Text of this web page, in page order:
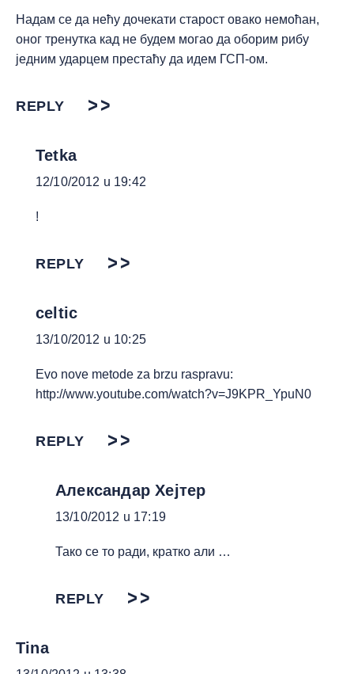
Надам се да нећу дочекати старост овако немоћан,
оног тренутка кад не будем могао да оборим рибу
једним ударцем престаћу да идем ГСП-ом.
REPLY
Tetka
12/10/2012 u 19:42
!
REPLY
celtic
13/10/2012 u 10:25
Evo nove metode za brzu raspravu:
http://www.youtube.com/watch?v=J9KPR_YpuN0
REPLY
Александар Хејтер
13/10/2012 u 17:19
Тако се то ради, кратко али …
REPLY
Tina